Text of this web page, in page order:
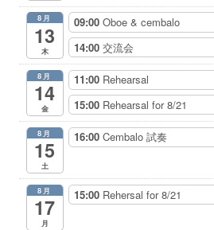
8月
13
木
09:00 Oboe & cembalo
14:00 交流会
8月
14
金
11:00 Rehearsal
15:00 Rehearsal for 8/21
8月
15
土
16:00 Cembalo 試奏
8月
17
月
15:00 Rehersal for 8/21